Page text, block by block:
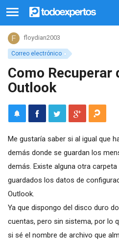
Correo electrónico
floydian2003
Como Recuperar
Outlook
Me gustaría saber si al igual que
demás donde se guardan los
demás. Existe alguna otra
guardados los datos de
Outlook.
Ya que dispongo del disco duro
cuentas, pero sin sistema, por lo
si sé el nombre de archivo que